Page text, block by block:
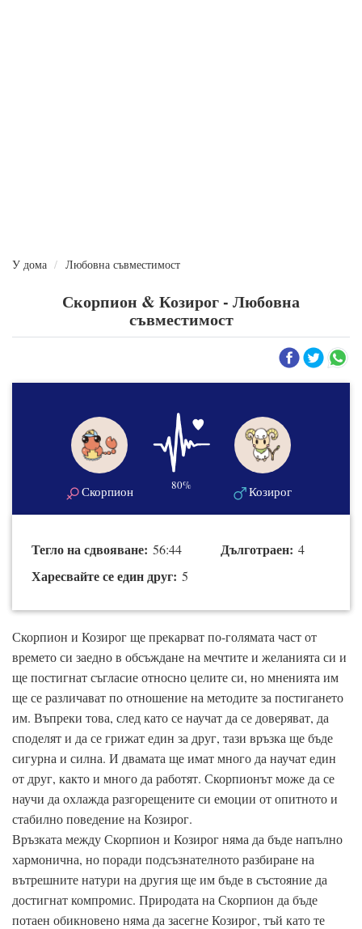
У дома Любовна съвместимост
Скорпион & Козирог - Любовна
съвместимост
Скорпион 80% Козирог
Тегло на сдвояване: 56:44
Харесвайте се един друг: 5
Дълготраен: 4
Скорпион и Козирог ще прекарват по-голямата част от
времето си заедно в обсъждане на мечтите и желанията си и
ще постигнат съгласие относно целите си, но мненията им
ще се различават по отношение на методите за постигането
им. Въпреки това, след като се научат да се доверяват, да
споделят и да се грижат един за друг, тази връзка ще бъде
сигурна и силна. И двамата ще имат много да научат един
от друг, както и много да работят. Скорпионът може да се
научи да охлажда разгорещените си емоции от опитното и
стабилно поведение на Козирог.
Връзката между Скорпион и Козирог няма да бъде напълно
хармонична, но поради подсъзнателното разбиране на
вътрешните натури на другия ще им бъде в състояние да
достигнат компромис. Природата на Скорпион да бъде
потаен обикновено няма да засегне Козирог, тъй като те